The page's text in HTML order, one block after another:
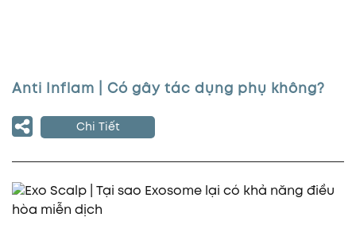
Anti Inflam | Có gây tác dụng phụ không?
Chi Tiết